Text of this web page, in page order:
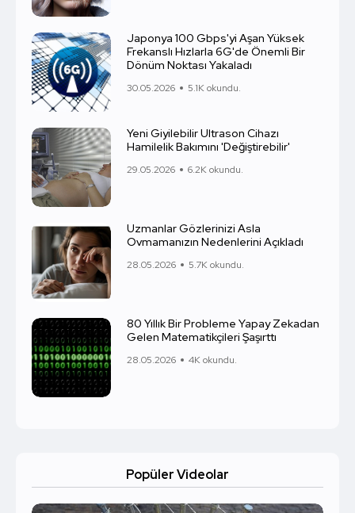
Japonya 100 Gbps'yi Aşan Yüksek
Frekanslı Hızlarla 6G'de Önemli Bir
Dönüm Noktası Yakaladı
30.05.2026 5.1K okundu.
Yeni Giyilebilir Ultrason Cihazı
Hamilelik Bakımını 'Değiştirebilir'
29.05.2026 6.2K okundu.
Uzmanlar Gözlerinizi Asla
Ovmamanızın Nedenlerini Açıkladı
28.05.2026 5.7K okundu.
80 Yıllık Bir Probleme Yapay Zekadan
Gelen Matematikçileri Şaşırttı
28.05.2026 4K okundu.
Popüler Videolar